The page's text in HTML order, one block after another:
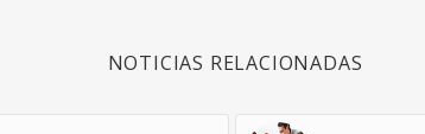
NOTICIAS RELACIONADAS